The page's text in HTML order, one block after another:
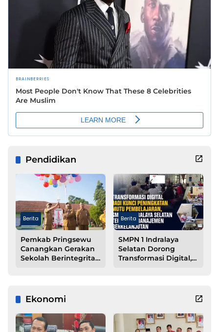
Pendidikan
Berita
Pemkab Pringsewu
Canangkan Gerakan
Sekolah Berintegritas
Berita
SMPN 1 Indralaya
Selatan Dorong
Transformasi Digital,
Ekonomi